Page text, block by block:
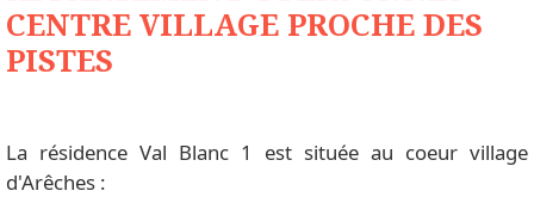
CENTRE VILLAGE PROCHE DES
PISTES
La résidence Val Blanc 1 est située au coeur village
d'Arêches :